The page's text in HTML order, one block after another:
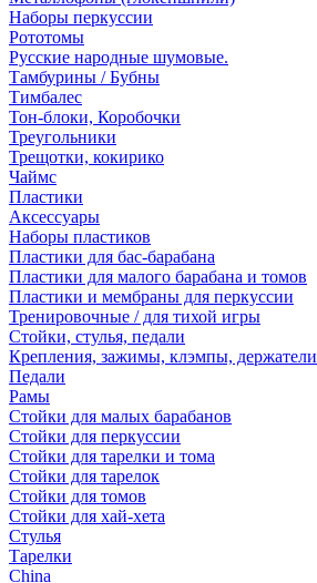
Наборы перкуссии
Рототомы
Русские народные шумовые.
Тамбурины / Бубны
Тимбалес
Тон-блоки, Коробочки
Треугольники
Трещотки, кокирико
Чаймс
Пластики
Аксессуары
Наборы пластиков
Пластики для бас-барабана
Пластики для малого барабана и томов
Пластики и мембраны для перкуссии
Тренировочные / для тихой игры
Стойки, стулья, педали
Крепления, зажимы, клэмпы, держатели
Педали
Рамы
Стойки для малых барабанов
Стойки для перкуссии
Стойки для тарелки и тома
Стойки для тарелок
Стойки для томов
Стойки для хай-хета
Стулья
Тарелки
China